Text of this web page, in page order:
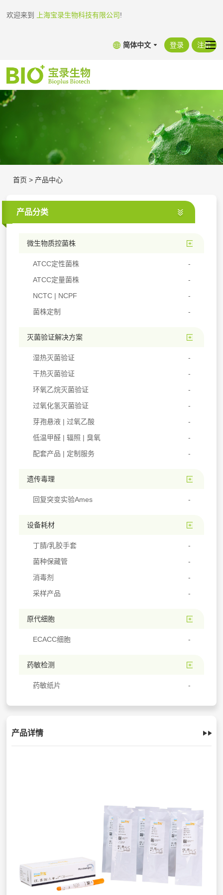
欢迎来到 上海宝录生物科技有限公司!
简体中文 登录 注册
首页 > 产品中心
产品分类
微生物质控菌株
ATCC定性菌株
ATCC定量菌株
NCTC | NCPF
菌株定制
灭菌验证解决方案
湿热灭菌验证
干热灭菌验证
环氧乙烷灭菌验证
过氧化氢灭菌验证
芽孢悬液 | 过氧乙酸
低温甲醛 | 辐照 | 臭氧
配套产品 | 定制服务
遗传毒理
回复突变实验Ames
设备耗材
丁腈/乳胶手套
菌种保藏管
消毒剂
采样产品
原代细胞
ECACC细胞
药敏检测
药敏纸片
产品详情